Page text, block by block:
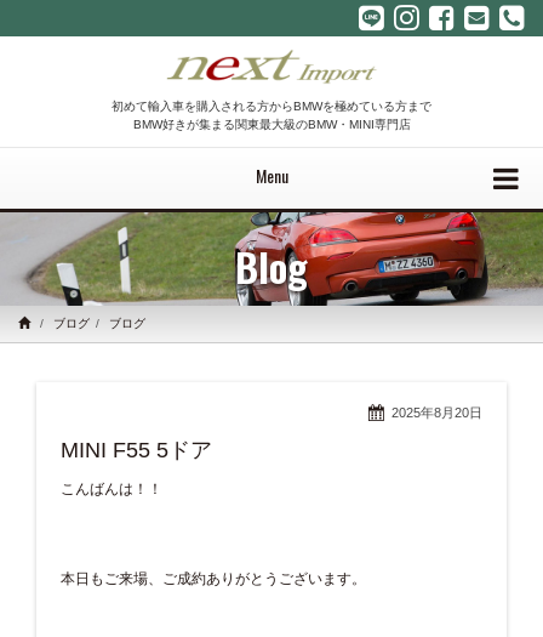
初めて輸入車を購入される方からBMWを極めている方まで
BMW好きが集まる関東最大級のBMW・MINI専門店
Menu
Blog
ブログ ブログ
2025年8月20日
MINI F55 5ドア
こんばんは！！
本日もご来場、ご成約ありがとうございます。